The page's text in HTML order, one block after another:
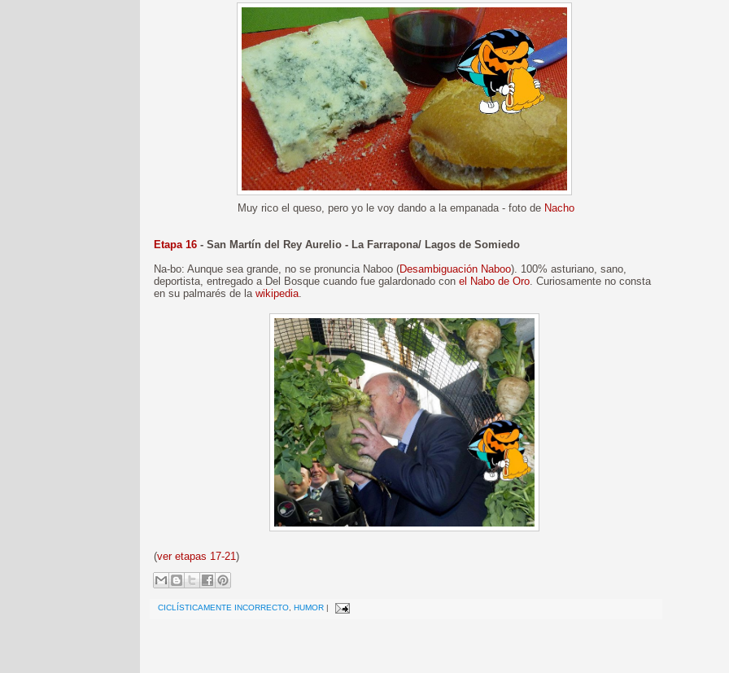
Muy rico el queso, pero yo le voy dando a la empanada - foto de Nacho
Etapa 16 - San Martín del Rey Aurelio - La Farrapona/ Lagos de Somiedo
Na-bo: Aunque sea grande, no se pronuncia Naboo (Desambiguación Naboo). 100% asturiano, sano,
deportista, entregado a Del Bosque cuando fue galardonado con el Nabo de Oro. Curiosamente no consta
en su palmarés de la wikipedia.
(ver etapas 17-21)
CICLÍSTICAMENTE INCORRECTO HUMOR |